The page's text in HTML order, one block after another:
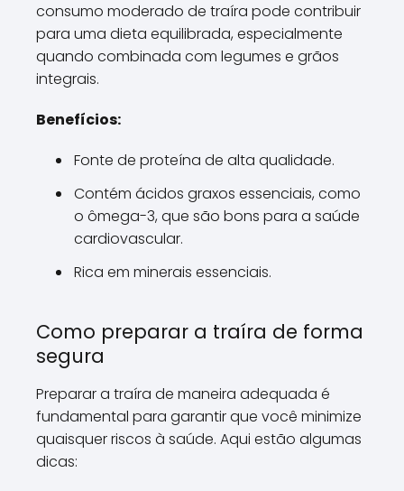
consumo moderado de traíra pode contribuir
para uma dieta equilibrada, especialmente
quando combinada com legumes e grãos
integrais.
Benefícios:
Fonte de proteína de alta qualidade.
Contém ácidos graxos essenciais, como
o ômega-3, que são bons para a saúde
cardiovascular.
Rica em minerais essenciais.
Como preparar a traíra de forma
segura
Preparar a traíra de maneira adequada é
fundamental para garantir que você minimize
quaisquer riscos à saúde. Aqui estão algumas
dicas: